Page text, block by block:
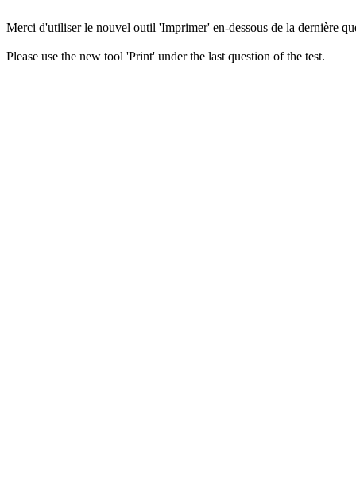
Merci d'utiliser le nouvel outil 'Imprimer' en-dessous de la dernière
Please use the new tool 'Print' under the last question of the test.